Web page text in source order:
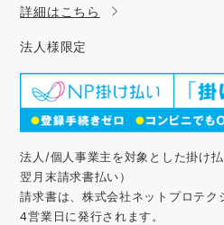
詳細はこちら
法人様限定
法人/個人事業主を対象とした掛け
翌月末請求書払い）
請求書は、株式会社ネットプロテク
4営業日に発行されます。